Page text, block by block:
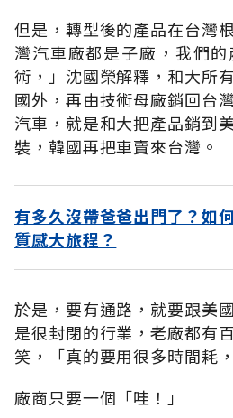
但是，轉型後的產品在台灣
灣汽車廠都是子廠，我們
術，」沈國榮解釋，和大所
國外，再由技術母廠銷回台
汽車，就是和大把產品銷到
裝，韓國再把車賣來台灣。
有多久沒帶爸爸出門了？如
質感大旅程？
於是，要有通路，就要跟美
是很封閉的行業，老廠都有
笑，「真的要用很多時間耗
廠商只要一個「哇！」